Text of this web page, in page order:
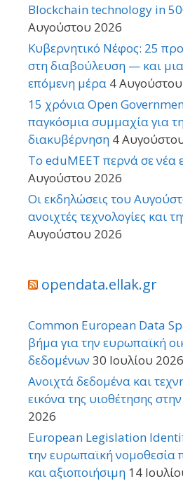
Blockchain technology in
Αυγούστου 2026
Κυβερνητικό Νέφος: 25
στη διαβούλευση — και
επόμενη μέρα 4
15 χρόνια Open
παγκόσμια συμμαχία για
διακυβέρνηση 4
Το eduMEET περνά σε νέα
Αυγούστου 2026
Οι εκδηλώσεις του
ανοιχτές τεχνολογίες και
Αυγούστου 2026
opendata.ellak.gr
Common European Data
βήμα για την ευρωπαϊκή
δεδομένων 30 Ιουλίου 2026
Ανοιχτά δεδομένα και
εικόνα της υιοθέτησης
2026
European Legislation
την ευρωπαϊκή νομοθεσία
και αξιοποιήσιμη 14